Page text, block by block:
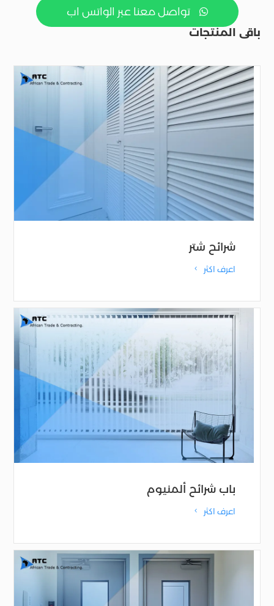
باقى المنتجات
شرائح شتر
اعرف اكثر 4
باب شرائح ألمنيوم
اعرف اكثر 4
تواصل معنا عبر الواتس اب 